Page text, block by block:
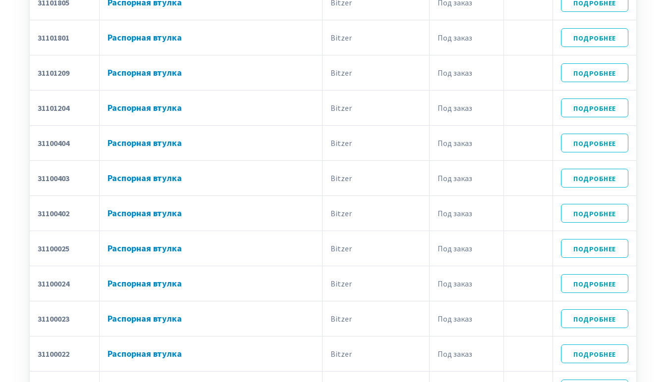
31101805 Bitzer Под заказ ПОДРОБНЕЕ
31101801 Распорная втулка Bitzer Под заказ ПОДРОБНЕЕ
31101209 Распорная втулка Bitzer Под заказ ПОДРОБНЕЕ
31101204 Распорная втулка Bitzer Под заказ ПОДРОБНЕЕ
31100404 Распорная втулка Bitzer Под заказ ПОДРОБНЕЕ
31100403 Распорная втулка Bitzer Под заказ ПОДРОБНЕЕ
31100402 Распорная втулка Bitzer Под заказ ПОДРОБНЕЕ
31100025 Распорная втулка Bitzer Под заказ ПОДРОБНЕЕ
31100024 Распорная втулка Bitzer Под заказ ПОДРОБНЕЕ
31100023 Распорная втулка Bitzer Под заказ ПОДРОБНЕЕ
31100022 Распорная втулка Bitzer Под заказ ПОДРОБНЕЕ